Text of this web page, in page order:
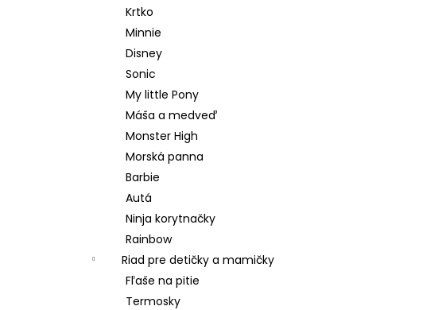
Krtko
Minnie
Disney
Sonic
My little Pony
Máša a medveď
Monster High
Morská panna
Barbie
Autá
Ninja korytnačky
Rainbow
Riad pre detičky a mamičky
Fľaše na pitie
Termosky